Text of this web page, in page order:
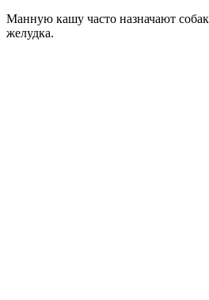
Манную кашу часто назначают
желудка.